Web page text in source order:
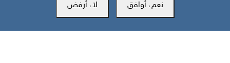
نعم، أوافق لا، أرفض